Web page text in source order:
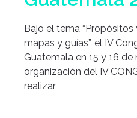
Bajo el tema
mapas y guías”, el IV
Guatemala en 15 y 16
organización del IV
realizar